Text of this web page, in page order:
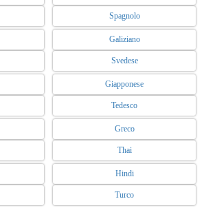
Spagnolo
Galiziano
Svedese
Giapponese
Tedesco
Greco
Thai
Hindi
Turco